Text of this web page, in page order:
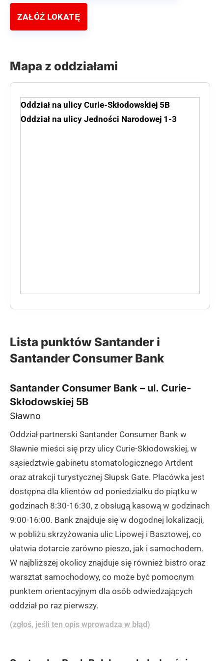
ZAŁÓŻ LOKATĘ
Mapa z oddziałami
Oddział na ulicy Curie-Skłodowskiej 5B
Oddział na ulicy Jedności Narodowej 1-3
Lista punktów Santander i
Santander Consumer Bank
Santander Consumer Bank – ul. Curie-
Skłodowskiej 5B
Sławno
Oddział partnerski Santander Consumer Bank w
Sławnie mieści się przy ulicy Curie-Skłodowskiej, w
sąsiedztwie gabinetu stomatologicznego Artdent
oraz atrakcji turystycznej Słupsk Gate. Placówka jest
dostępna dla klientów od poniedziałku do piątku w
godzinach 8:30-16:30, z obsługą kasową w godzinach
9:00-16:00. Bank znajduje się w dogodnej lokalizacji,
w pobliżu skrzyżowania ulic Lipowej i Basztowej, co
ułatwia dotarcie zarówno pieszo, jak i samochodem.
W najbliższej okolicy znajduje się również bistro oraz
warsztat samochodowy, co może być pomocnym
punktem orientacyjnym dla osób odwiedzających
oddział po raz pierwszy.
(zgłoś, jeśli ten opis wprowadza w błąd)